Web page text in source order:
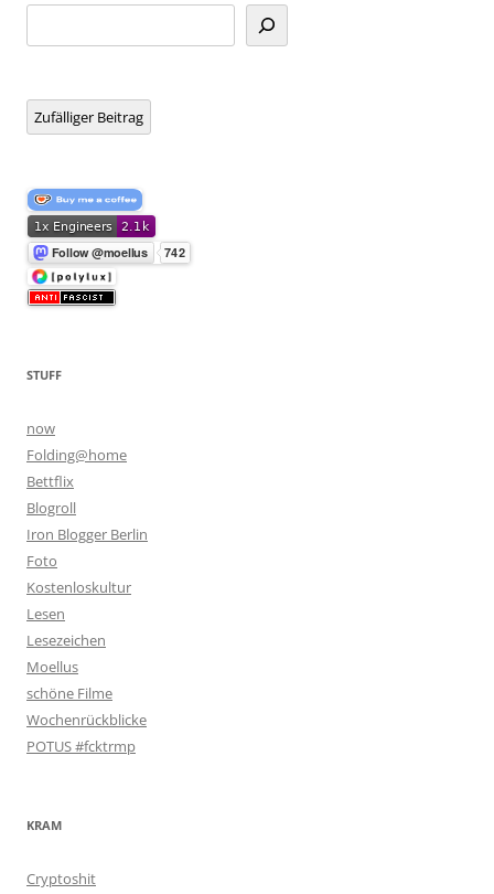
Zufälliger Beitrag
STUFF
now
Folding@home
Bettflix
Blogroll
Iron Blogger Berlin
Foto
Kostenloskultur
Lesen
Lesezeichen
Moellus
schöne Filme
Wochenrückblicke
POTUS #fcktrmp
KRAM
Cryptoshit